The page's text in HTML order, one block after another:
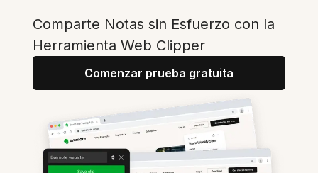
Comparte Notas sin Esfuerzo con la
Herramienta Web Clipper
Comenzar prueba gratuita